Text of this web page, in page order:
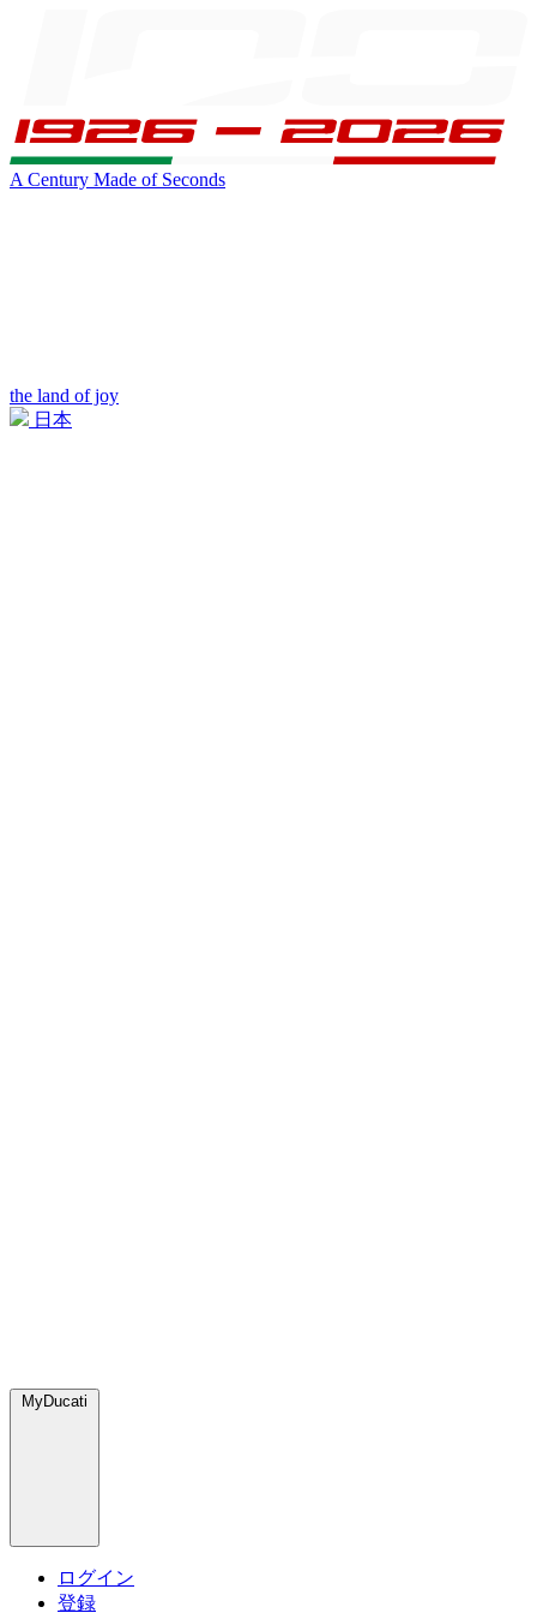
A Century Made of Seconds
the land of joy
日本
MyDucati
ログイン
登録